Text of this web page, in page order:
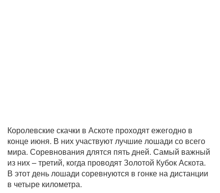
Королевские скачки в Аскоте проходят ежегодно в
конце июня. В них участвуют лучшие лошади со всего
мира. Соревнования длятся пять дней. Самый важный
из них – третий, когда проводят Золотой Кубок Аскота.
В этот день лошади соревнуются в гонке на дистанции
в четыре километра.